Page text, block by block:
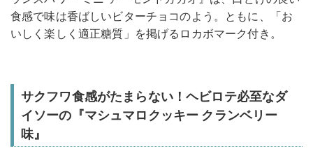
食感で味は香ばしいビターチョコのよう。ともに、「お
いしく楽しく適正糖質」を掲げるロカボマーク付き。
サクフワ食感がたまらない！ヘビロテ必至なダ
イソーの『マシュマロクッキー クランベリー
味』